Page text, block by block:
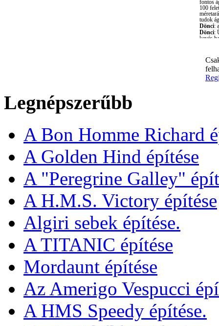
Legnépszerűbb
A Bon Homme Richard
A Golden Hind építése
A "Peregrine Galley"
A H.M.S. Victory építése
Algiri sebek építése.
A TITANIC építése
Mordaunt építése
Az Amerigo Vespucci
A HMS Speedy építése.